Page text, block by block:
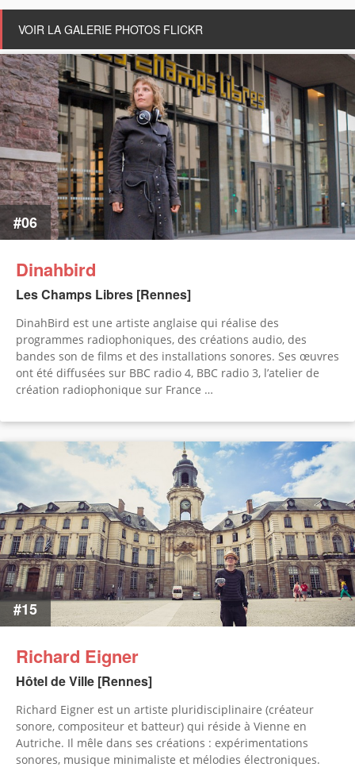
VOIR LA GALERIE PHOTOS FLICKR
DÉCOUVREZ D'AUTRES CARTES SONORES
#06
Dinahbird
Les Champs Libres [Rennes]
DinahBird est une artiste anglaise qui réalise des
programmes radiophoniques, des créations audio, des
bandes son de films et des installations sonores. Ses œuvres
ont été diffusées sur BBC radio 4, BBC radio 3, l’atelier de
création radiophonique sur France …
#15
Richard Eigner
Hôtel de Ville [Rennes]
Richard Eigner est un artiste pluridisciplinaire (créateur
sonore, compositeur et batteur) qui réside à Vienne en
Autriche. Il mêle dans ses créations : expérimentations
sonores, musique minimaliste et mélodies électroniques.